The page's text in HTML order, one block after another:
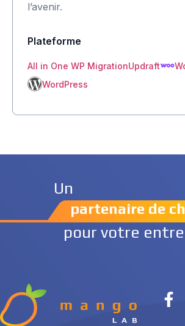
l’avenir.
Plateforme
All in One WP MigrationUpdraft
WordPress
Un
partenaire de
pour votre